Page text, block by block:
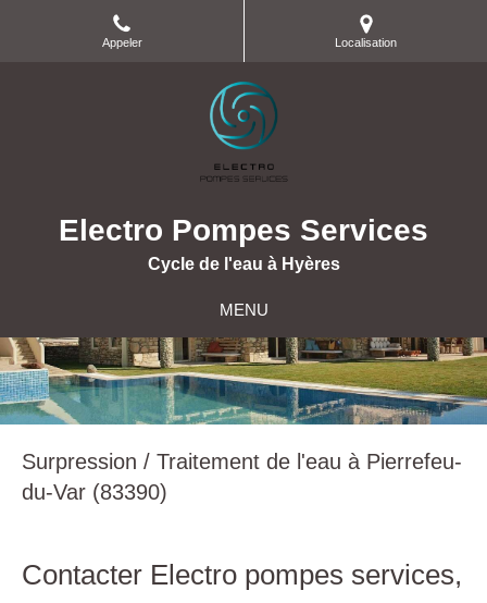
Appeler Localisation
Electro Pompes Services
Cycle de l'eau à Hyères
MENU
Surpression / Traitement de l'eau à Pierrefeu-
du-Var (83390)
Contacter Electro pompes services,